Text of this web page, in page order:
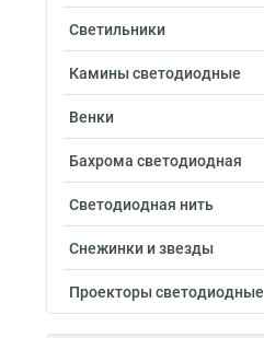
Светильники
Камины светодиодные
Венки
Бахрома светодиодная
Светодиодная нить
Снежинки и звезды
Проекторы светодиодные